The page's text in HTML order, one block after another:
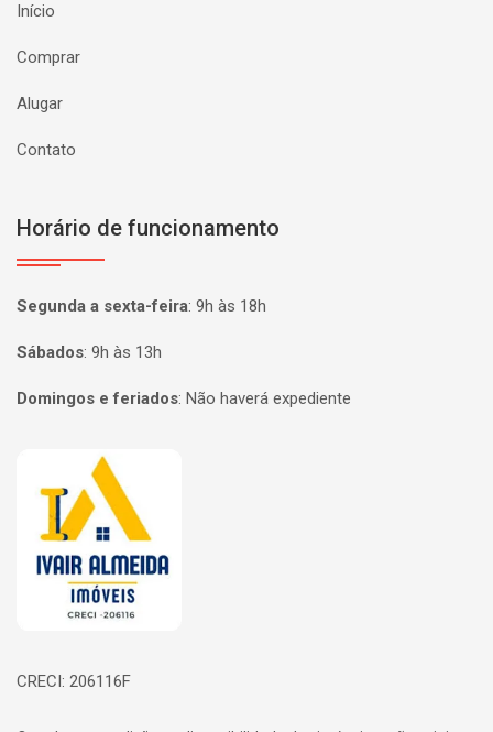
Início
Comprar
Alugar
Contato
Horário de funcionamento
Segunda a sexta-feira: 9h às 18h
Sábados: 9h às 13h
Domingos e feriados: Não haverá expediente
Página inicial
CRECI: 206116F